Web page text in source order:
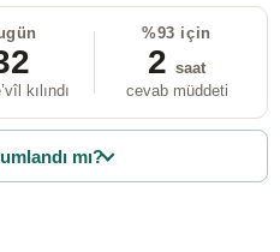
kılındı
%93 için
2 saat
cevab müddeti
mı?